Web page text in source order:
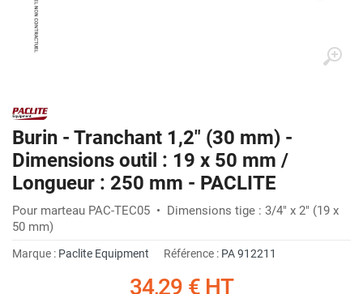
Burin - Tranchant 1,2" (30 mm) -
Dimensions outil : 19 x 50 mm /
Longueur : 250 mm - PACLITE
Pour marteau PAC-TEC05 • Dimensions tige : 3/4" x 2" (19 x
50 mm)
Marque : Paclite Equipment Référence : PA 912211
34,29 €HT